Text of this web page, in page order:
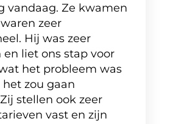
vandaag. Ze kwamen
zeer
Hij was zeer
liet ons stap voor
het probleem was
zou gaan
stellen ook zeer
vast en zijn